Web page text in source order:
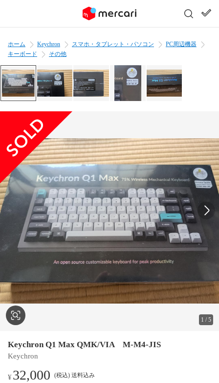
ホーム Keychron スマホ・タブレット・パソコン
PC周辺機器
キーボード
その他
1 /5
Keychron Q1 Max QMK/VIA M-M4-JIS
Keychron
¥32,000 (税込) 送料込み